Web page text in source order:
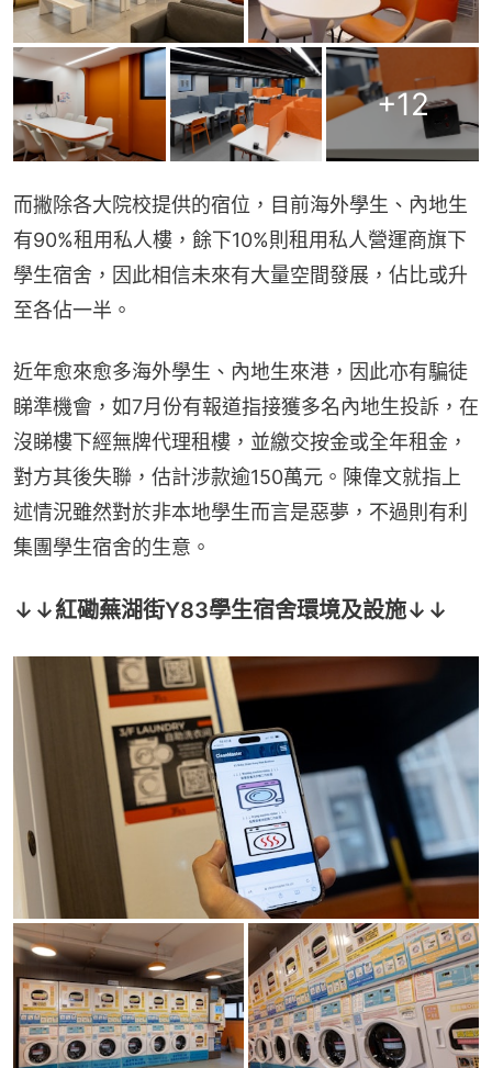
+12
而撇除各大院校提供的宿位，目前海外學生、內地生
有90%租用私人樓，餘下10%則租用私人營運商旗下
學生宿舍，因此相信未來有大量空間發展，佔比或升
至各佔一半。
近年愈來愈多海外學生、內地生來港，因此亦有騙徒
睇準機會，如7月份有報道指接獲多名內地生投訴，在
沒睇樓下經無牌代理租樓，並繳交按金或全年租金，
對方其後失聯，估計涉款逾150萬元。陳偉文就指上
述情況雖然對於非本地學生而言是惡夢，不過則有利
集團學生宿舍的生意。
↓↓紅磡蕪湖街Y83學生宿舍環境及設施↓↓